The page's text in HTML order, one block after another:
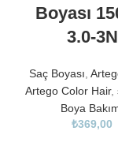
Boyası
3.0-3N
Saç Boyası
Artego Color Hair,
Boya
₺369,00